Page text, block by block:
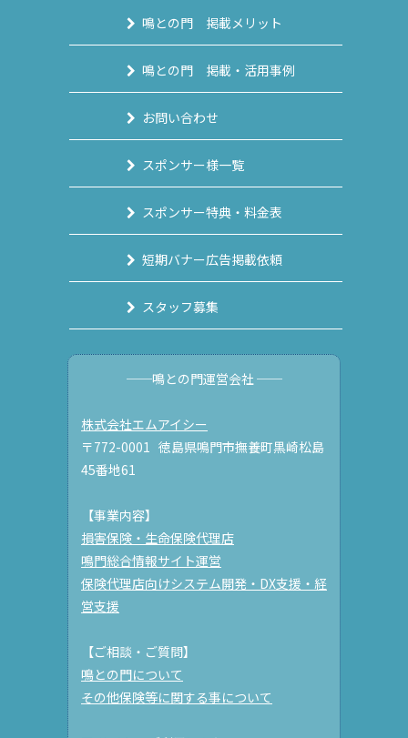
鳴との門 掲載メリット
鳴との門 掲載・活用事例
お問い合わせ
スポンサー様一覧
スポンサー特典・料金表
短期バナー広告掲載依頼
スタッフ募集
──鳴との門運営会社 ──
株式会社エムアイシー
〒772-0001 徳島県鳴門市撫養町黒崎松島
45番地61
【事業内容】
損害保険・生命保険代理店
鳴門総合情報サイト運営
保険代理店向けシステム開発・DX支援・経
営支援
【ご相談・ご質問】
鳴との門について
その他保険等に関する事について